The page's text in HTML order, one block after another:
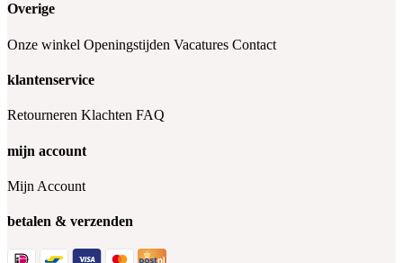
Overige
Onze winkel Openingstijden Vacatures Contact
klantenservice
Retourneren Klachten FAQ
mijn account
Mijn Account
betalen & verzenden